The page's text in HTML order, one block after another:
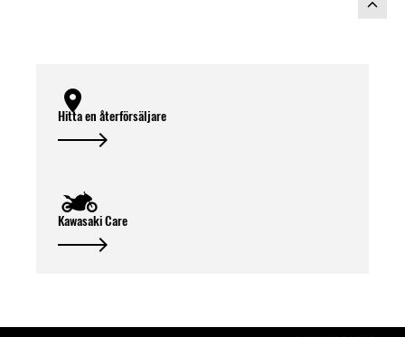
Hitta en återförsäljare
Kawasaki Care